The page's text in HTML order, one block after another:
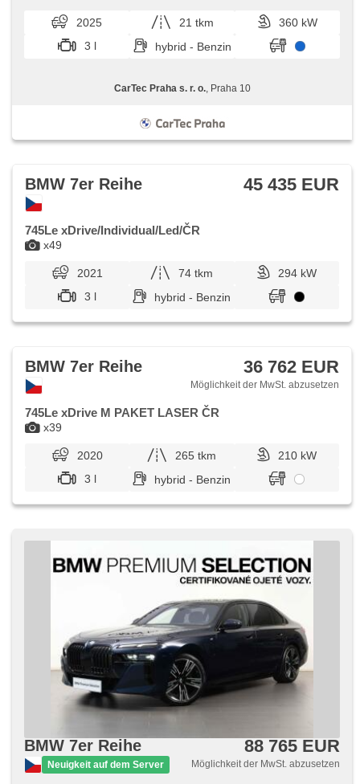
informací kontaktujt...
2025 21 tkm
360 kW
3 l
hybrid - Benzin
CarTec Praha s. r. o., Praha 10
x49
BMW 7er Reihe 45 435 EUR
745Le xDrive/Individual/Led/ČR
2021 74 tkm
294 kW
3 l
hybrid - Benzin
x39
BMW 7er Reihe 36 762 EUR
Möglichkeit der MwSt. abzusetzen
745Le xDrive M PAKET LASER ČR
2020 265 tkm
210 kW
3 l
hybrid - Benzin
BMW 7er Reihe
Neuigkeit auf dem Server
88 765 EUR
Möglichkeit der MwSt. abzusetzen